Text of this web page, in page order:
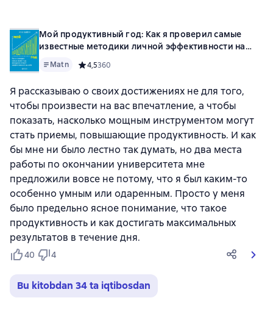
Мой продуктивный год: Как я проверил самые
известные методики личной эффективности на
Matn Средний рейтинг 4,5 на основе 360 оценок
4,5360
Я рассказываю о своих достижениях не для того,
чтобы произвести на вас впечатление, а чтобы
показать, насколько мощным инструментом могут
стать приемы, повышающие продуктивность. И как
бы мне ни было лестно так думать, но два места
работы по окончании университета мне
предложили вовсе не потому, что я был каким-то
особенно умным или одаренным. Просто у меня
было предельно ясное понимание, что такое
продуктивность и как достигать максимальных
результатов в течение дня.
40 4
Bu kitobdan 34 ta iqtibosdan